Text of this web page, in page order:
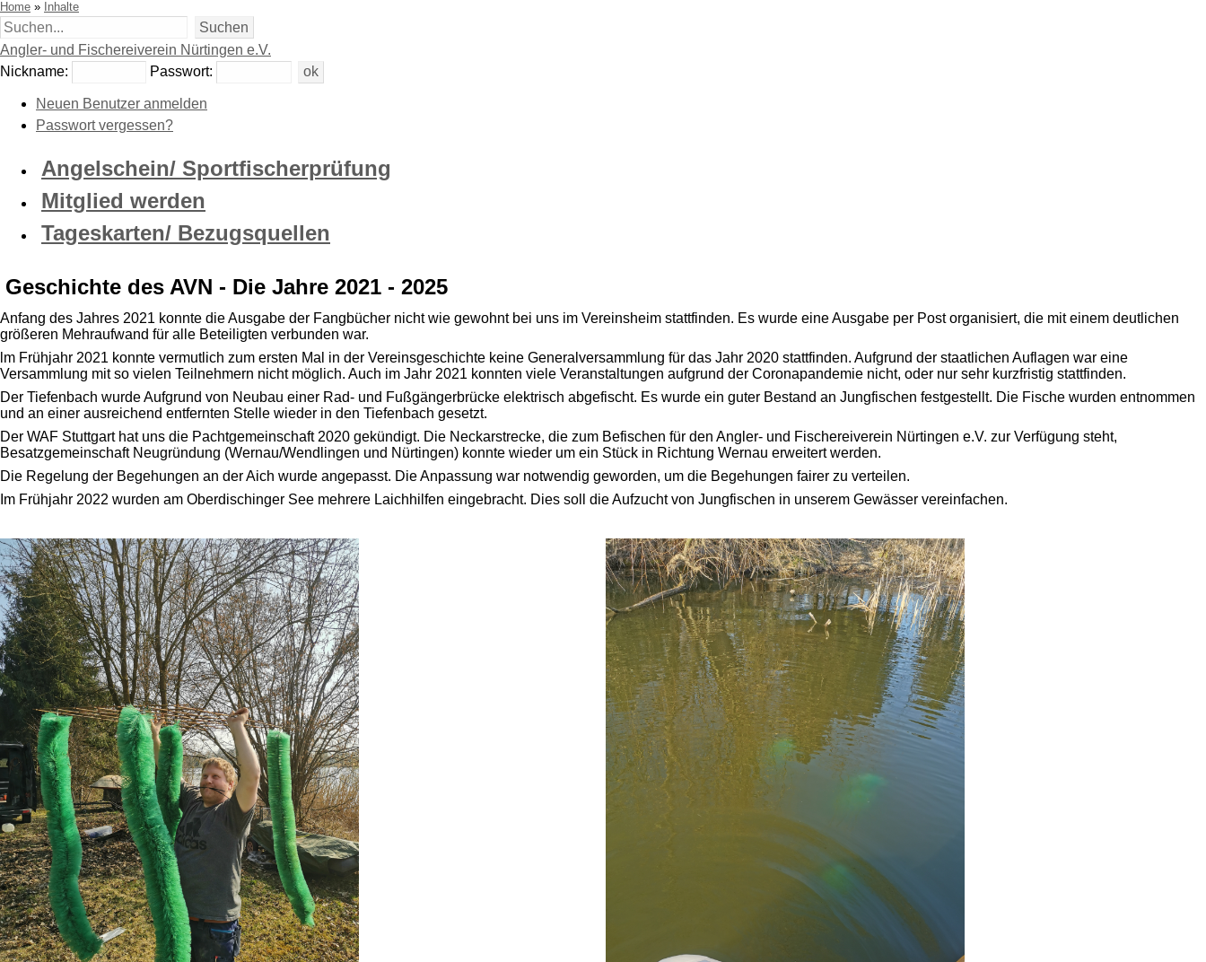
Home » Inhalte
Angler- und Fischereiverein Nürtingen e.V.
Nickname:
Passwort:
Neuen Benutzer anmelden
Passwort vergessen?
Angelschein/ Sportfischerprüfung
Mitglied werden
Tageskarten/ Bezugsquellen
Geschichte des AVN - Die Jahre 2021 - 2025
Anfang des Jahres 2021 konnte die Ausgabe der Fangbücher nicht wie gewohnt bei uns im Vereinsheim stattfinden. Es wurde eine Ausgabe per Post organisiert, die mit einem deutlichen
größeren Mehraufwand für alle Beteiligten verbunden war.
lm Frühjahr 2021 konnte vermutlich zum ersten Mal in der Vereinsgeschichte keine Generalversammlung für das Jahr 2020 stattfinden. Aufgrund der staatlichen Auflagen war eine
Versammlung mit so vielen Teilnehmern nicht möglich. Auch im Jahr 2021 konnten viele Veranstaltungen aufgrund der Coronapandemie nicht, oder nur sehr kurzfristig stattfinden.
Der Tiefenbach wurde Aufgrund von Neubau einer Rad- und Fußgängerbrücke elektrisch abgefischt. Es wurde ein guter Bestand an Jungfischen festgestellt. Die Fische wurden entnommen
und an einer ausreichend entfernten Stelle wieder in den Tiefenbach gesetzt.
Der WAF Stuttgart hat uns die Pachtgemeinschaft 2020 gekündigt. Die Neckarstrecke, die zum Befischen für den Angler- und Fischereiverein Nürtingen e.V. zur Verfügung steht,
Besatzgemeinschaft Neugründung (Wernau/Wendlingen und Nürtingen) konnte wieder um ein Stück in Richtung Wernau erweitert werden.
Die Regelung der Begehungen an der Aich wurde angepasst. Die Anpassung war notwendig geworden, um die Begehungen fairer zu verteilen.
Im Frühjahr 2022 wurden am Oberdischinger See mehrere Laichhilfen eingebracht. Dies soll die Aufzucht von Jungfischen in unserem Gewässer vereinfachen.